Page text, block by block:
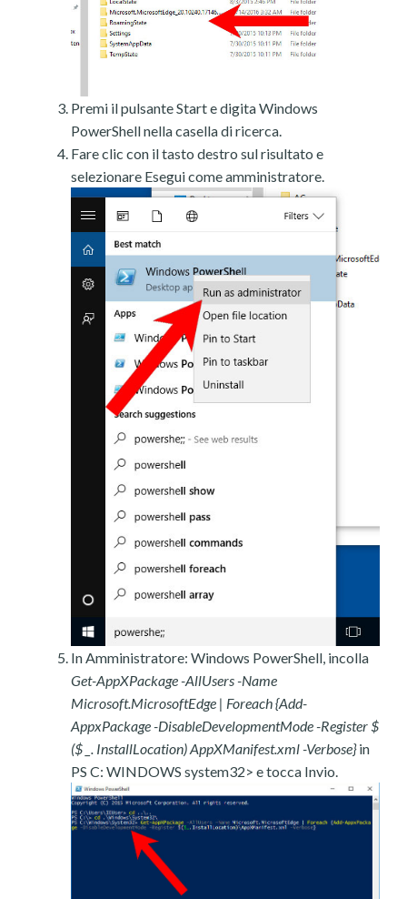
Premi il pulsante Start e digita Windows
PowerShell nella casella di ricerca.
Fare clic con il tasto destro sul risultato e
selezionare Esegui come amministratore.
In Amministratore: Windows PowerShell, incolla
Get-AppXPackage -AllUsers -Name
Microsoft.MicrosoftEdge | Foreach {Add-
AppxPackage -DisableDevelopmentMode -Register $
($ _. InstallLocation) AppXManifest.xml -Verbose}in
PS C: WINDOWS system32> e tocca Invio.